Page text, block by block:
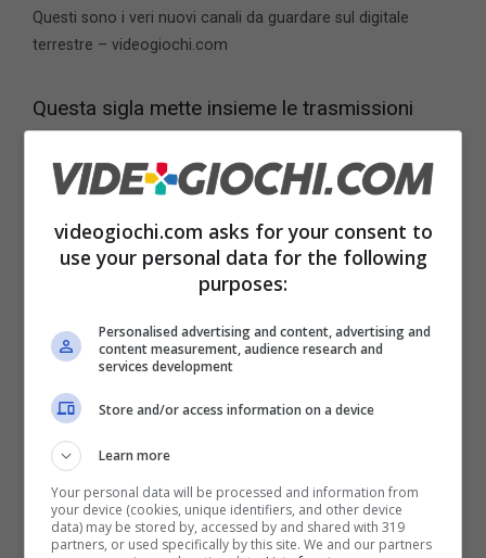
Questi sono i veri nuovi canali da guardare sul digitale
terrestre – videogiochi.com
Questa sigla mette insieme le trasmissioni
attraverso internet. In pratica, è come avere
contemporaneamente i contenuti tradizionali
dei canali del digitale terrestre con la
tecnologia aggiuntiva dello streaming.
In questo modo, i canali possono offrire molto
più di quello che si vede e l’intrattenimento o
si ha sulle piattaforme in abbonamento, senza
però avere l’obbligo tassativo di un
abbonamento attivo.
videogiochi.com asks for your consent to
use your personal data for the following
purposes:
Personalised advertising and content, advertising and
content measurement, audience research and
services development
Store and/or access information on a device
Learn more
Your personal data will be processed and information from
your device (cookies, unique identifiers, and other device
data) may be stored by, accessed by and shared with 319
partners, or used specifically by this site. We and our partners